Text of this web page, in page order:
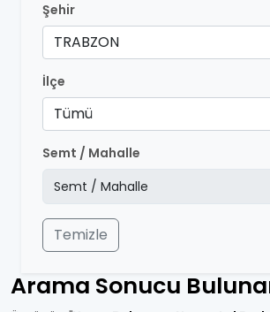
Şehir
TRABZON
İlçe
Tümü
Semt / Mahalle
Temizle
Arama Sonucu